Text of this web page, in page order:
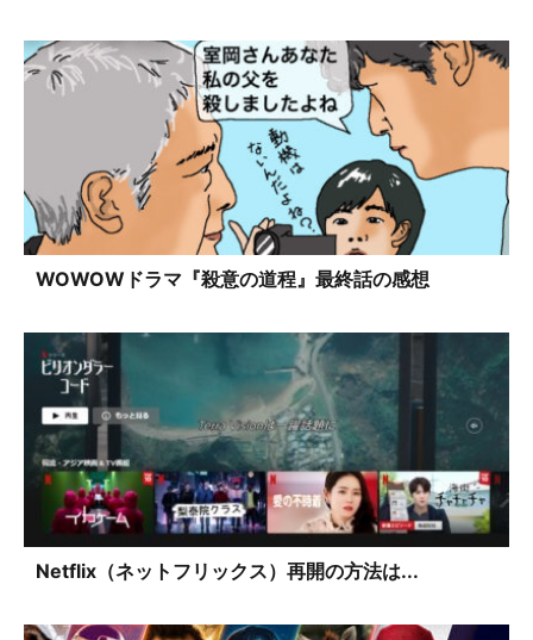
WOWOWドラマ『殺意の道程』最終話の感想
Netflix（ネットフリックス）再開の方法は...